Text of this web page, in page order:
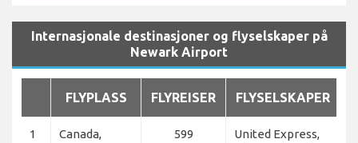
Internasjonale destinasjoner og flyselskaper på
Newark Airport
FLYPLASS FLYREISER FLYSELSKAPER
1
Canada,
599
United Express,